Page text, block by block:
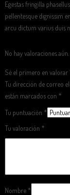
Egestas fringilla
pellentesque dignissim
arcu dictum varius duis
No hay valoraciones aún.
Sé el primero en valorar
Tu dirección de correo
están marcados con *
Tu puntuación *
Tu valoración *
Nombre *